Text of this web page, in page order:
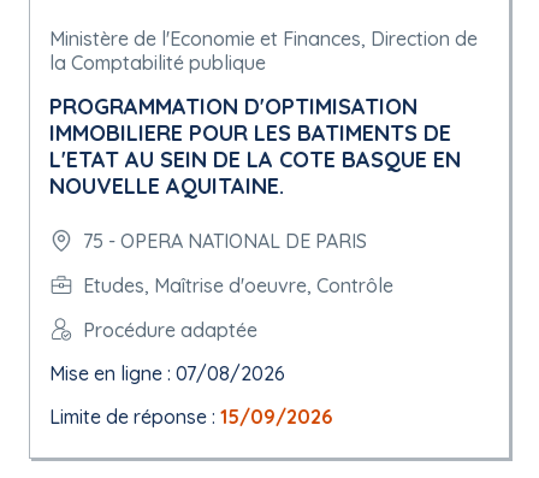
Ministère de l'Economie et Finances, Direction de
la Comptabilité publique
PROGRAMMATION D'OPTIMISATION
IMMOBILIERE POUR LES BATIMENTS DE
L'ETAT AU SEIN DE LA COTE BASQUE EN
NOUVELLE AQUITAINE.
75 - OPERA NATIONAL DE PARIS
Etudes, Maîtrise d'oeuvre, Contrôle
Procédure adaptée
Mise en ligne : 07/08/2026
Limite de réponse : 15/09/2026